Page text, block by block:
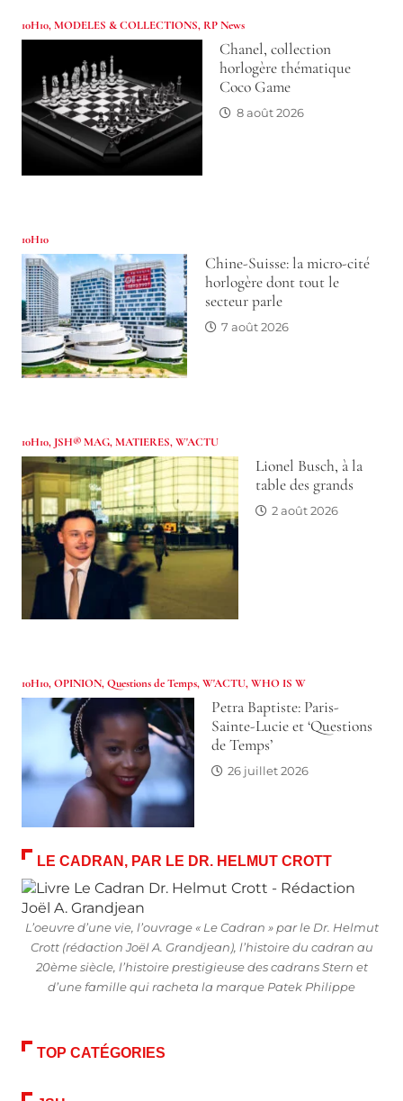
10H10,MODELES & COLLECTIONS, RP News
Chanel, collection
horlogère thématique
Coco Game
8 août 2026
10H10
Chine-Suisse: la micro-cité
horlogère dont tout le
secteur parle
7 août 2026
10H10, JSH® MAG,MATIERES,W'ACTU
Lionel Busch, à la
table des grands
2 août 2026
10H10,OPINION,Questions de Temps,W'ACTU,WHO IS W
Petra Baptiste: Paris-
Sainte-Lucie et ‘Questions
de Temps’
26 juillet 2026
LE CADRAN, PAR LE DR. HELMUT CROTT
L’oeuvre d’une vie, l’ouvrage « Le Cadran » par le Dr. Helmut
Crott (rédaction Joël A. Grandjean), l’histoire du cadran au
20ème siècle, l’histoire prestigieuse des cadrans Stern et
d’une famille qui racheta la marque Patek Philippe
TOP CATÉGORIES